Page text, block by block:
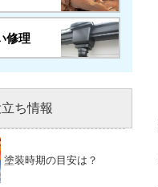
修理
ち情報
塗装時期の目安は？